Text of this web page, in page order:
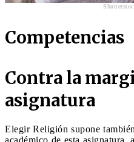
Competencias
Contra la
asignatura
Elegir Religión supone
académico de esta asignatura,